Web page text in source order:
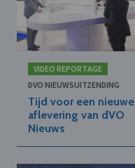
VIDEO REPORTAGE
DVO NIEUWSUITZENDING
Tijd voor een nieuwe
aflevering van dVO
Nieuws